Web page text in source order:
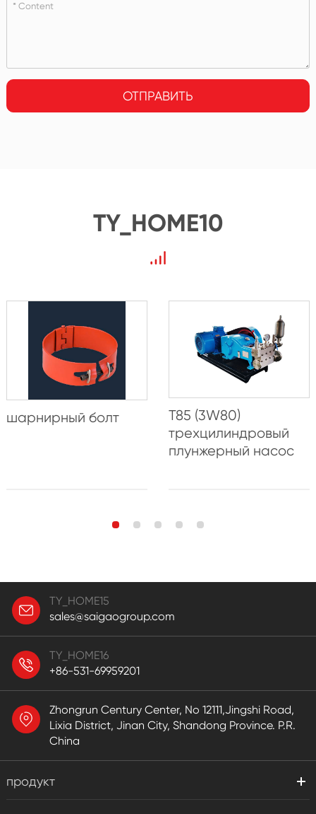
ОТПРАВИТЬ
TY_HOME10
шарнирный болт
T85 (3W80)
трехцилиндровый
плунжерный насос
TY_HOME15
sales@saigaogroup.com
TY_HOME16
+86-531-69959201
Zhongrun Century Center, No 12111,Jingshi Road,
Lixia District, Jinan City, Shandong Province. P.R.
China
продукт